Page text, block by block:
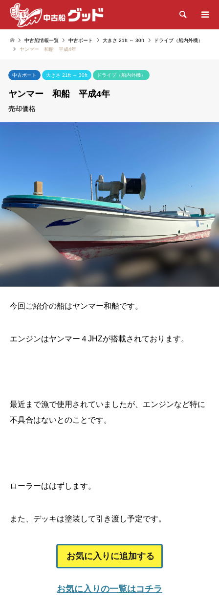
検索
中古船情報一覧 中古ボート 大きさ 21ft ～ 30ft
ドライブ（船内外機）
ヤンマー 和船 平成4年
中古ボート 大きさ 21ft ～ 30ft ドライブ（船内外機）
ヤンマー 和船 平成4年
売却価格
今回ご紹介の船はヤンマー和船です。
エンジンはヤンマー４JHZが搭載されております。
最近まで漁で使用されていましたが、エンジンなど特に
不具合はないとのことです。
ローラーははずします。
また、デッキは塗装して引き渡し予定です。
お気に入りに追加する
お気に入りの一覧はコチラ